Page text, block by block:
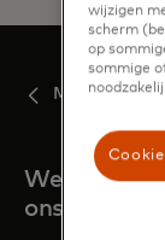
Mastercard
We zijn er
ons nodig
wijzigen
scherm
op
sommige